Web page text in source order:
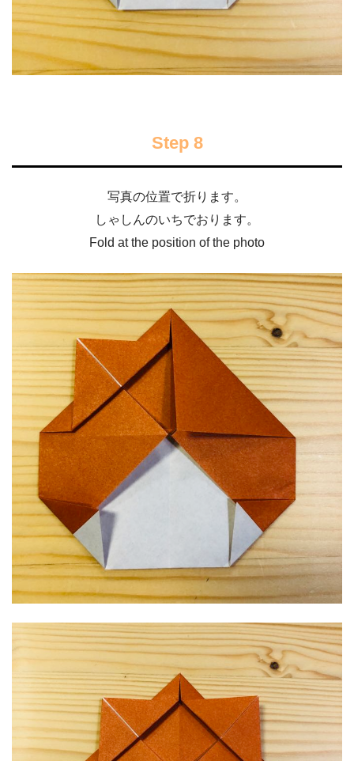
Step 8
写真の位置で折ります。
しゃしんのいちでおります。
Fold at the position of the photo